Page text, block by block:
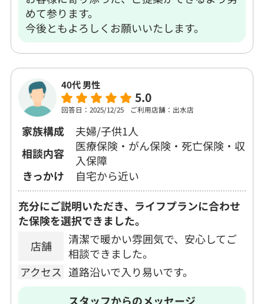
めて参ります。
今後ともよろしくお願いいたします。
40代 男性
5.0
回答日：2025/12/25 ご利用店舗：出水店
家族構成
夫婦/子供1人
相談内容
医療保険・がん保険・死亡保険・収
入保障
きっかけ
自宅から近い
充分にご説明いただき、ライフプランに合わせ
た保険を選択できました。
店舗
清潔で暖かい雰囲気で、安心してご
相談できました。
アクセス 道路沿いで入り易いです。
スタッフからのメッセージ